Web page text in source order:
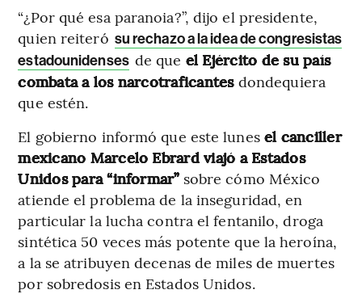
“¿Por qué esa paranoia?”, dijo el presidente,
quien reiteró su rechazo a la idea de congresistas
estadounidenses de que el Ejército de su país
combata a los narcotraficantes dondequiera
que estén.
El gobierno informó que este lunes el canciller
mexicano Marcelo Ebrard viajó a Estados
Unidos para “informar”sobre cómo México
atiende el problema de la inseguridad, en
particular la lucha contra el fentanilo, droga
sintética 50 veces más potente que la heroína,
a la se atribuyen decenas de miles de muertes
por sobredosis en Estados Unidos.